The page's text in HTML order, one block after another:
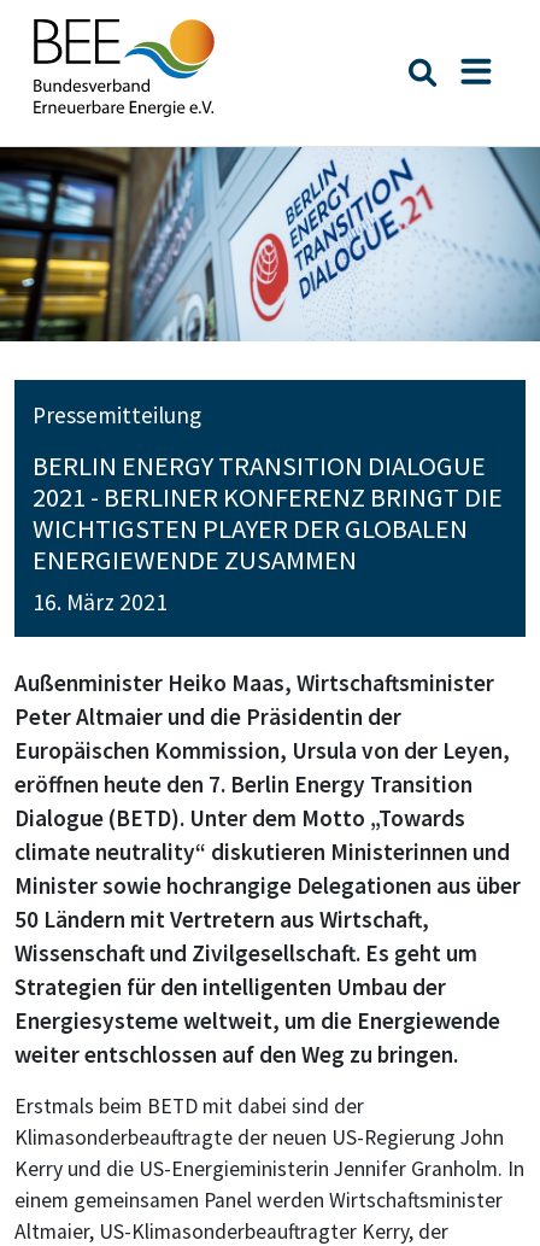
Suche
Pressemitteilung
BERLIN ENERGY TRANSITION DIALOGUE
2021 - BERLINER KONFERENZ BRINGT DIE
WICHTIGSTEN PLAYER DER GLOBALEN
ENERGIEWENDE ZUSAMMEN
16. März 2021
Außenminister Heiko Maas, Wirtschaftsminister
Peter Altmaier und die Präsidentin der
Europäischen Kommission, Ursula von der Leyen,
eröffnen heute den 7. Berlin Energy Transition
Dialogue (BETD). Unter dem Motto „Towards
climate neutrality“ diskutieren Ministerinnen und
Minister sowie hochrangige Delegationen aus über
50 Ländern mit Vertretern aus Wirtschaft,
Wissenschaft und Zivilgesellschaft. Es geht um
Strategien für den intelligenten Umbau der
Energiesysteme weltweit, um die Energiewende
weiter entschlossen auf den Weg zu bringen.
Erstmals beim BETD mit dabei sind der
Klimasonderbeauftragte der neuen US-Regierung John
Kerry und die US-Energieministerin Jennifer Granholm. In
einem gemeinsamen Panel werden Wirtschaftsminister
Altmaier, US-Klimasonderbeauftragter Kerry, der